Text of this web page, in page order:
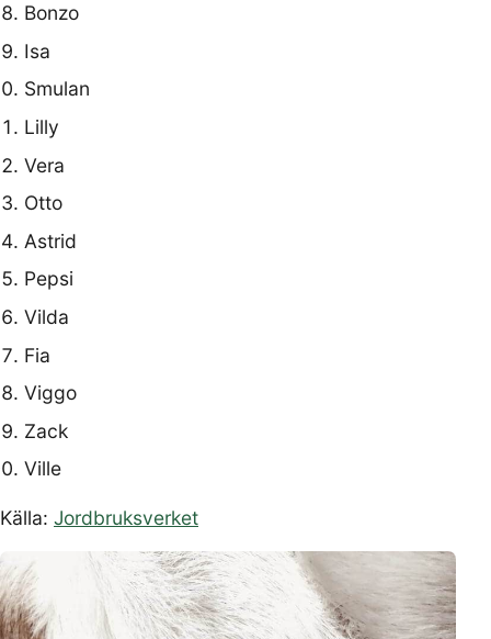
Bonzo
Isa
Smulan
Lilly
Vera
Otto
Astrid
Pepsi
Vilda
Fia
Viggo
Zack
Ville
Källa: Jordbruksverket